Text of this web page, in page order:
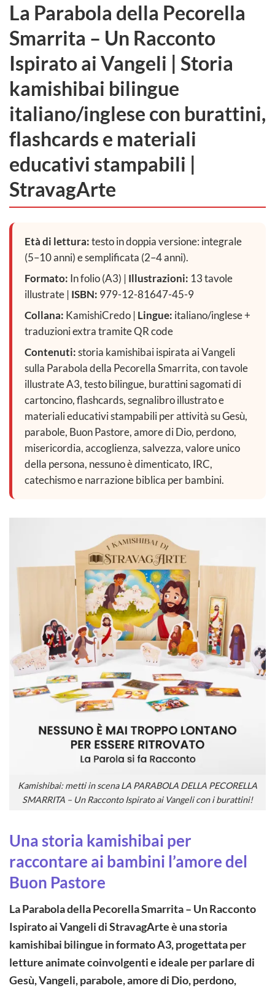
La Parabola della Pecorella
Smarrita – Un Racconto
Ispirato ai Vangeli | Storia
kamishibai bilingue
italiano/inglese con burattini,
flashcards e materiali
educativi stampabili |
StravagArte
Età di lettura:testo in doppia versione: integrale
(5–10 anni) e semplificata (2–4 anni).
Formato: In folio (A3) | Illustrazioni: 13 tavole
illustrate | ISBN: 979-12-81647-45-9
Collana: KamishiCredo | Lingue: italiano/inglese +
traduzioni extra tramite QR code
Contenuti:storia kamishibai ispirata ai Vangeli
sulla Parabola della Pecorella Smarrita, con tavole
illustrate A3, testo bilingue, burattini sagomati di
cartoncino, flashcards, segnalibro illustrato e
materiali educativi stampabili per attività su Gesù,
parabole, Buon Pastore, amore di Dio, perdono,
misericordia, accoglienza, salvezza, valore unico
della persona, nessuno è dimenticato, IRC,
catechismo e narrazione biblica per bambini.
Kamishibai: metti in scena LA PARABOLA DELLA PECORELLA
SMARRITA – Un Racconto Ispirato ai Vangeli con i burattini!
Una storia kamishibai per
raccontare ai bambini l’amore del
Buon Pastore
La Parabola della Pecorella Smarrita – Un Racconto
Ispirato ai Vangeli di StravagArte è una storia
kamishibai bilingue in formato A3, progettata per
letture animate coinvolgenti e ideale per parlare di
Gesù, Vangeli, parabole, amore di Dio, perdono,